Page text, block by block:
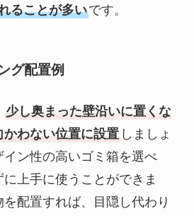
ることが多いです。
グ配置例
少し奥まった壁沿いに置くな
わない位置に設置 しましょ
イン性の高いゴミ箱を選べ
上手に使うことができま
配置すれば、目隠し代わり